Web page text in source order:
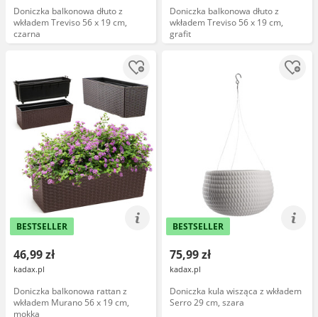
Doniczka balkonowa dłuto z
wkładem Treviso 56 x 19 cm,
czarna
Doniczka balkonowa dłuto z
wkładem Treviso 56 x 19 cm,
grafit
BESTSELLER
46,99 zł
kadax.pl
Doniczka balkonowa rattan z
wkładem Murano 56 x 19 cm,
mokka
BESTSELLER
75,99 zł
kadax.pl
Doniczka kula wisząca z wkładem
Serro 29 cm, szara